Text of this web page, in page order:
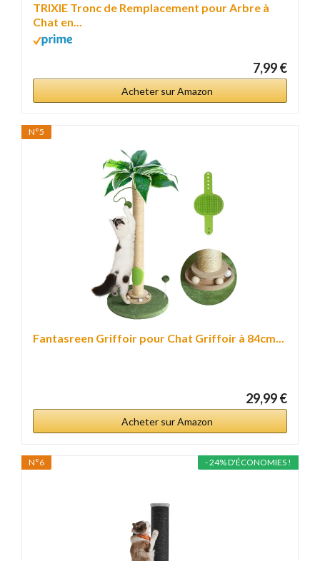
TRIXIE Tronc de Remplacement pour Arbre à
Chat en...
7,99 €
Acheter sur Amazon
N°5
Fantasreen Griffoir pour Chat Griffoir à 84cm...
29,99 €
Acheter sur Amazon
- 24% D'ÉCONOMIES !
N°6